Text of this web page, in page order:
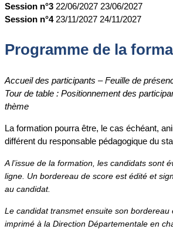
Session n°3 22/06/2027 23/06/2027
Session n°4 23/11/2027 24/11/2027
Programme de la
Accueil des participants – Feuille de
Tour de table : Positionnement des
thème
La formation pourra être, le cas échéant,
différent du responsable pédagogique du
A l’issue de la formation, les candidats sont
ligne. Un bordereau de score est édité et
au candidat.
Le candidat transmet ensuite son bordereau
imprimé à la Direction Départementale en